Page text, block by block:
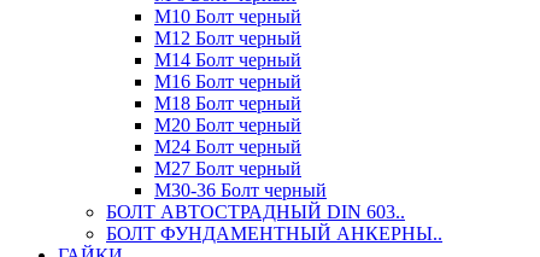
М10 Болт черный
М12 Болт черный
М14 Болт черный
М16 Болт черный
М18 Болт черный
М20 Болт черный
М24 Болт черный
М27 Болт черный
М30-36 Болт черный
БОЛТ АВТОСТРАДНЫЙ DIN 603..
БОЛТ ФУНДАМЕНТНЫЙ АНКЕРНЫ..